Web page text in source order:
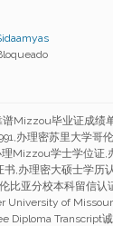
Mizzou毕业证成绩
办理密苏里大学哥
Mizzou学士学位证,
,办理密大硕士学历
比亚分校本科留信认
University of
Diploma Transcript